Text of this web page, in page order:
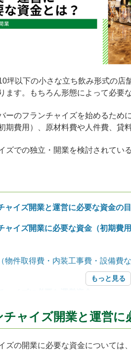
坪以下の小さな立ち飲み形式の店
ます。もちろん形態によって必要
ーのフランチャイズを始めるため
期費用）、原材料費や人件費、貸
ズでの独立・開業を検討されてい
ャイズ開業と運営に必要な資金の
ャイズ開業に必要な資金（初期費用
物件取得費・内装工事費・設備費な
もっと見る
ャイズ開業と運営に
ズの開業に必要な資金については